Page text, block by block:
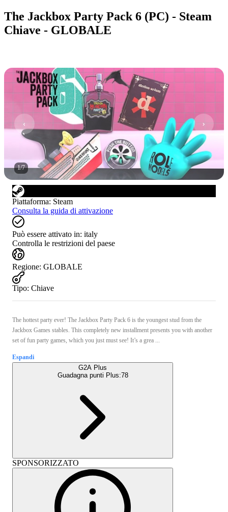
The Jackbox Party Pack 6 (PC) - Steam
Chiave - GLOBALE
1/7
Piattaforma: Steam
Consulta la guida di attivazione
Può essere attivato in: italy
Controlla le restrizioni del paese
Regione: GLOBALE
Tipo: Chiave
The hottest party ever! The Jackbox Party Pack 6 is the youngest stud from the
Jackbox Games stables. This completely new installment presents you with another
set of fun party games, which you just must see! It’s a grea ...
Espandi
G2A Plus
Guadagna punti Plus:78
SPONSORIZZATO